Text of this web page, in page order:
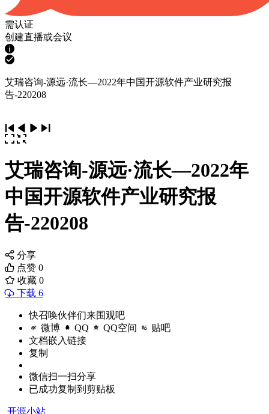
需认证
创建直播或会议
艾瑞咨询-源远·流长—2022年中国开源软件产业研究报
告-220208
艾瑞咨询-源远·流长—2022年
中国开源软件产业研究报
告-220208
分享
点赞 0
收藏 0
下载 6
快召唤伙伴们来围观吧
微博 QQ QQ空间 贴吧
文档嵌入链接
复制
微信扫一扫分享
已成功复制到剪贴板
开源小站